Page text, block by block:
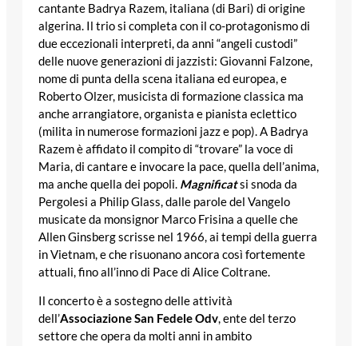
cantante Badrya Razem, italiana (di Bari) di origine
algerina. Il trio si completa con il co-protagonismo di
due eccezionali interpreti, da anni “angeli custodi”
delle nuove generazioni di jazzisti: Giovanni Falzone,
nome di punta della scena italiana ed europea, e
Roberto Olzer, musicista di formazione classica ma
anche arrangiatore, organista e pianista eclettico
(milita in numerose formazioni jazz e pop). A Badrya
Razem è affidato il compito di “trovare” la voce di
Maria, di cantare e invocare la pace, quella dell’anima,
ma anche quella dei popoli. Magnificatsi snoda da
Pergolesi a Philip Glass, dalle parole del Vangelo
musicate da monsignor Marco Frisina a quelle che
Allen Ginsberg scrisse nel 1966, ai tempi della guerra
in Vietnam, e che risuonano ancora così fortemente
attuali, fino all’inno di Pace di Alice Coltrane.
Il concerto è a sostegno delle attività
dell’Associazione San Fedele Odv, ente del terzo
settore che opera da molti anni in ambito